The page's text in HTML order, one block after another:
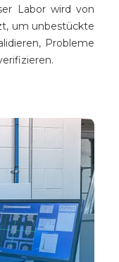
Labor wird von
um unbestückte
Probleme